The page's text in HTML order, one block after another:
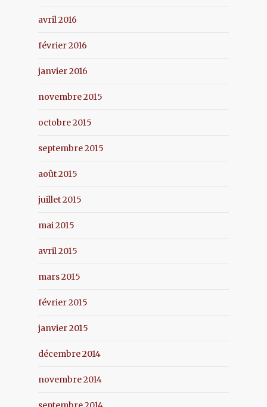
avril 2016
février 2016
janvier 2016
novembre 2015
octobre 2015
septembre 2015
août 2015
juillet 2015
mai 2015
avril 2015
mars 2015
février 2015
janvier 2015
décembre 2014
novembre 2014